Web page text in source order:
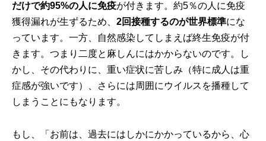
だけで約95%の人に免疫が付きます。約5％の人に免疫
獲得漏れが生ずるため、2回接種するのが世界標準にな
っています。一方、自然感染してしまえば終生免疫が付
きます。つまり二度と麻しんにはかからないのです。し
かし、その代わりに、重い症状に苦しみ（特に成人は重
症感が強いです）、さらには周囲にウイルスを播種して
しまうことにもなります。
もし、「お前は、過去にはしかにかかっているから、心